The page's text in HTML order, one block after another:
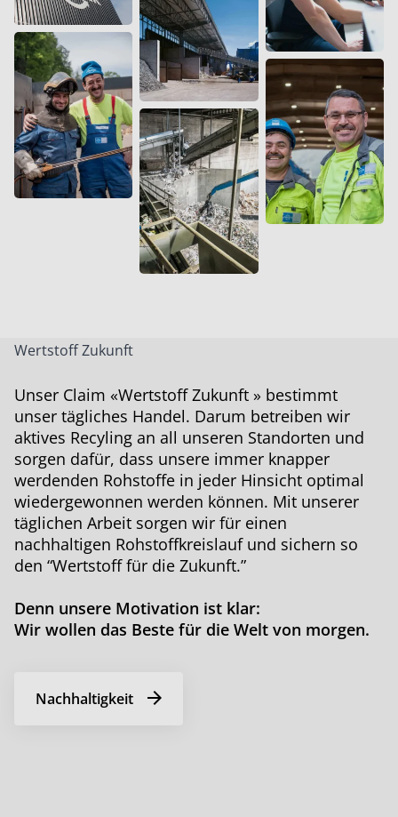
Wertstoff Zukunft
Unser Claim «Wertstoff Zukunft » bestimmt
unser tägliches Handel. Darum betreiben wir
aktives Recyling an all unseren Standorten und
sorgen dafür, dass unsere immer knapper
werdenden Rohstoffe in jeder Hinsicht optimal
wiedergewonnen werden können. Mit unserer
täglichen Arbeit sorgen wir für einen
nachhaltigen Rohstoffkreislauf und sichern so
den “Wertstoff für die Zukunft.”
Denn unsere Motivation ist klar:
Wir wollen das Beste für die Welt von morgen.
Nachhaltigkeit